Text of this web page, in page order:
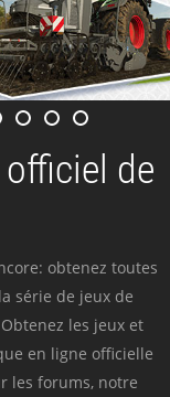
de
obtenez toutes
série de jeux de
les jeux et
en ligne officielle
les forums, notre